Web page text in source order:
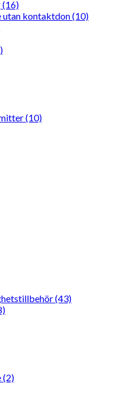
(16)
utan kontaktdon (10)
(10)
(43)
(2)